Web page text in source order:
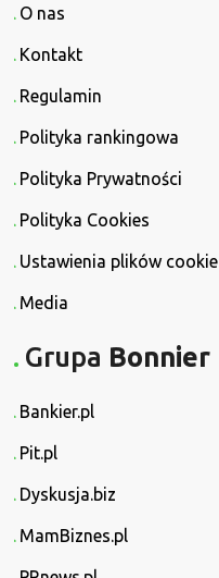
O nas
Kontakt
Regulamin
Polityka rankingowa
Polityka Prywatności
Polityka Cookies
Ustawienia plików cookie
Media
Grupa Bonnier
Bankier.pl
Pit.pl
Dyskusja.biz
MamBiznes.pl